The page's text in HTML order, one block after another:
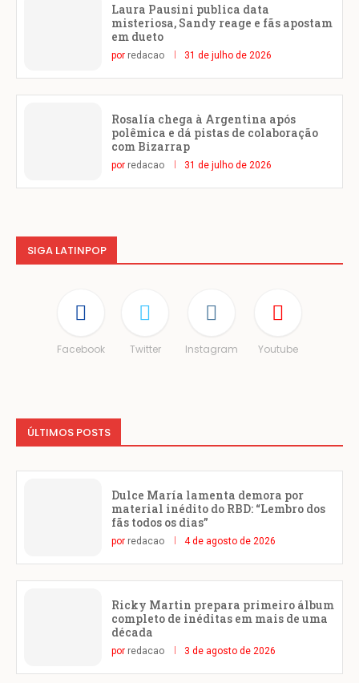
Laura Pausini publica data
misteriosa, Sandy reage e fãs apostam
em dueto
por redacao 31 de julho de 2026
Rosalía chega à Argentina após
polêmica e dá pistas de colaboração
com Bizarrap
por redacao 31 de julho de 2026
SIGA LATINPOP
Facebook Twitter Instagram Youtube
ÚLTIMOS POSTS
Dulce María lamenta demora por
material inédito do RBD: “Lembro dos
fãs todos os dias”
por redacao 4 de agosto de 2026
Ricky Martin prepara primeiro álbum
completo de inéditas em mais de uma
década
por redacao 3 de agosto de 2026